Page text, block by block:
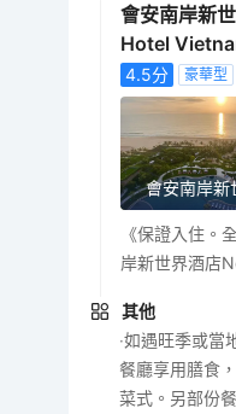
會安南岸新
Hotel
4.5分 豪華型
會安南岸新
《保證入住。
岸新世界酒店
其他
‧如遇旺季或當
餐廳享用膳食
菜式。另部份